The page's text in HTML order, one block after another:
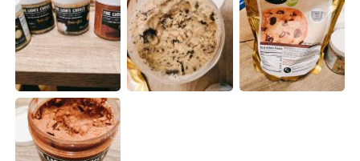
日本語 한국어
Русский ไทย
Indonesia Italiano
Türkçe